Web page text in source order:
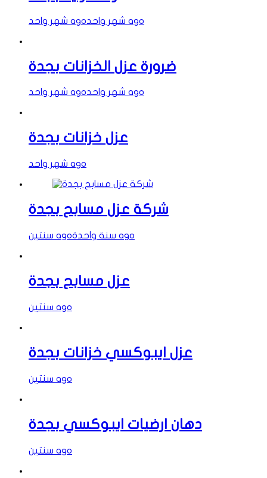
شهر واحد ago شهر واحد ago
ضرورة عزل الخزانات بجدة
شهر واحد ago شهر واحد ago
عزل خزانات بجدة
شهر واحد ago
شركة عزل مسابح بجدة
سنتين ago سنة واحدة ago
عزل مسابح بجدة
سنتين ago
عزل ايبوكسي خزانات بجدة
سنتين ago
دهان ارضيات ايبوكسي بجدة
سنتين ago